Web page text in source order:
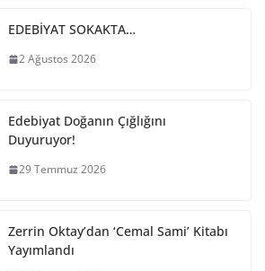
EDEBİYAT SOKAKTA…
2 Ağustos 2026
Edebiyat Doğanın Çığlığını
Duyuruyor!
29 Temmuz 2026
Zerrin Oktay’dan ‘Cemal Sami’ Kitabı
Yayımlandı